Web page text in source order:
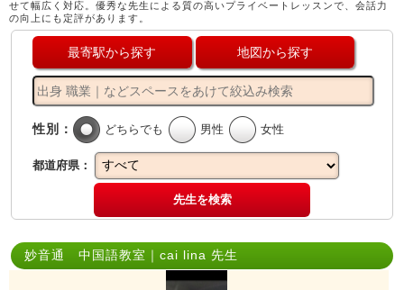
せて幅広く対応。優秀な先生による質の高いプライベートレッスンで、会話力
の向上にも定評があります。
最寄駅から探す 地図から探す
性別： どちらでも 男性 女性
都道府県：
先生を検索
妙音通 中国語教室｜cai lina 先生